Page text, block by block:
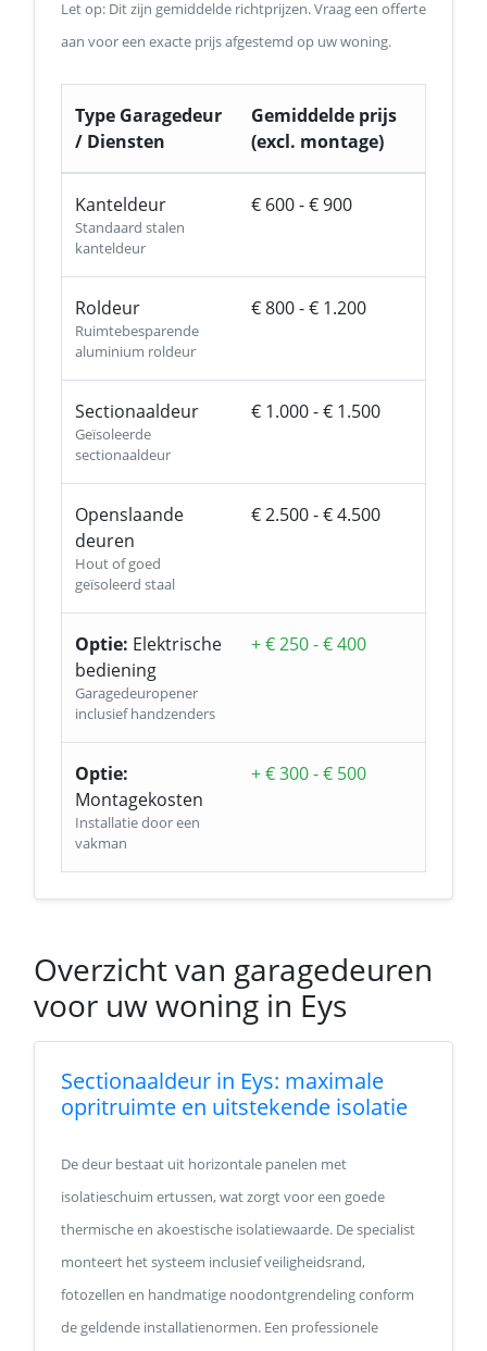
Let op: Dit zijn gemiddelde richtprijzen. Vraag een offerte
aan voor een exacte prijs afgestemd op uw woning.
Type Garagedeur
/ Diensten
Gemiddelde prijs
(excl. montage)
Kanteldeur
Standaard stalen
kanteldeur
€ 600 - € 900
Roldeur
Ruimtebesparende
aluminium roldeur
€ 800 - € 1.200
Sectionaaldeur
Geïsoleerde
sectionaaldeur
€ 1.000 - € 1.500
Openslaande
deuren
Hout of goed
geïsoleerd staal
€ 2.500 - € 4.500
Optie: Elektrische
bediening
Garagedeuropener
inclusief handzenders
+ € 250 - € 400
Optie:
Montagekosten
Installatie door een
vakman
+ € 300 - € 500
Overzicht van garagedeuren
voor uw woning in Eys
Sectionaaldeur in Eys: maximale
opritruimte en uitstekende isolatie
De deur bestaat uit horizontale panelen met
isolatieschuim ertussen, wat zorgt voor een goede
thermische en akoestische isolatiewaarde. De specialist
monteert het systeem inclusief veiligheidsrand,
fotozellen en handmatige noodontgrendeling conform
de geldende installatienormen. Een professionele